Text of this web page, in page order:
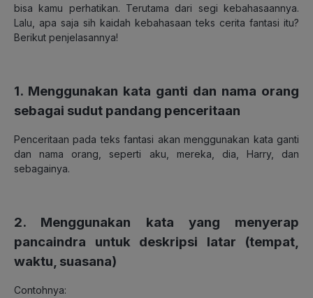
bisa kamu perhatikan. Terutama dari segi kebahasaannya.
Lalu, apa saja sih kaidah kebahasaan teks cerita fantasi itu?
Berikut penjelasannya!
1. Menggunakan kata ganti dan nama orang
sebagai sudut pandang penceritaan
Penceritaan pada teks fantasi akan menggunakan kata ganti
dan nama orang, seperti aku, mereka, dia, Harry, dan
sebagainya.
2. Menggunakan kata yang menyerap
pancaindra untuk deskripsi latar (tempat,
waktu, suasana)
Contohnya: